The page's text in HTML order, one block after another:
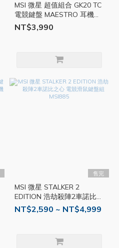
MSI 微星 超值組合 GK20 TC
電競鍵盤 MAESTRO 耳機
GM320 電競滑鼠 滑鼠 GD70
滑鼠墊
NT$3,990
售完
MSI 微星 STALKER 2
EDITION 浩劫殺陣2車諾比之
心 電競滑鼠鍵盤組 MSI885
NT$2,590 ~ NT$4,999